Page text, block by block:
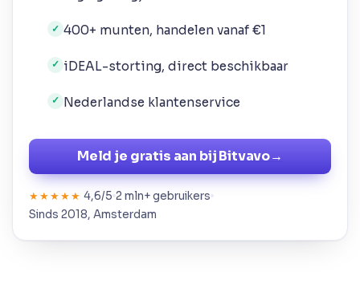
✓ 400+ munten, handelen vanaf €1
✓ iDEAL-storting, direct beschikbaar
✓ Nederlandse klantenservice
Meld je gratis aan bij Bitvavo→
★★★★★ 4,6/5 2 mln+ gebruikers
Sinds 2018, Amsterdam